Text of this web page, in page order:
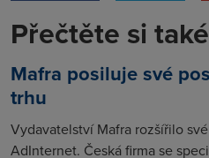
Přečtěte si také
Mafra posiluje své
trhu
Vydavatelství Mafra rozšířilo
AdInternet. Česká firma se